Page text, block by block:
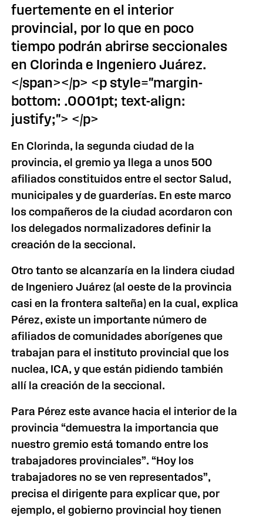
fuertemente en el interior
provincial, por lo que en poco
tiempo podrán abrirse seccionales
en Clorinda e Ingeniero Juárez.
</span></p> <p style="margin-
bottom: .0001pt; text-align:
justify;"> </p>
En Clorinda, la segunda ciudad de la
provincia, el gremio ya llega a unos 500
afiliados constituidos entre el sector Salud,
municipales y de guarderías. En este marco
los compañeros de la ciudad acordaron con
los delegados normalizadores definir la
creación de la seccional.
Otro tanto se alcanzaría en la lindera ciudad
de Ingeniero Juárez (al oeste de la provincia
casi en la frontera salteña) en la cual, explica
Pérez, existe un importante número de
afiliados de comunidades aborígenes que
trabajan para el instituto provincial que los
nuclea, ICA, y que están pidiendo también
allí la creación de la seccional.
Para Pérez este avance hacia el interior de la
provincia “demuestra la importancia que
nuestro gremio está tomando entre los
trabajadores provinciales”. “Hoy los
trabajadores no se ven representados”,
precisa el dirigente para explicar que, por
ejemplo, el gobierno provincial hoy tienen